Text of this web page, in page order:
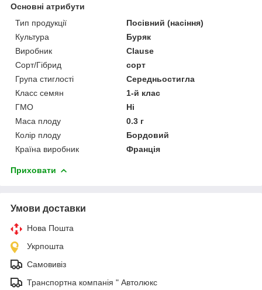
Основні атрибути
Тип продукції
Посівний (насіння)
Культура
Буряк
Виробник
Clause
Сорт/Гібрид
сорт
Група стиглості
Середньостигла
Класс семян
1-й клас
ГМО
Ні
Маса плоду
0.3 г
Колір плоду
Бордовий
Країна виробник
Франція
Приховати
Умови доставки
Нова Пошта
Укрпошта
Самовивіз
Транспортна компанія " Автолюкс